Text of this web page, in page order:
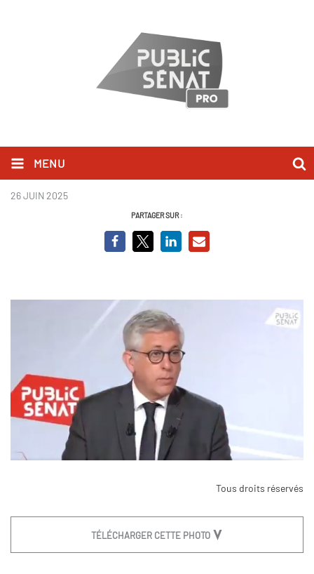
MENU
Frédéric Valletoux
26 JUIN 2025
PARTAGER SUR :
Tous droits réservés
TÉLÉCHARGER CETTE PHOTO